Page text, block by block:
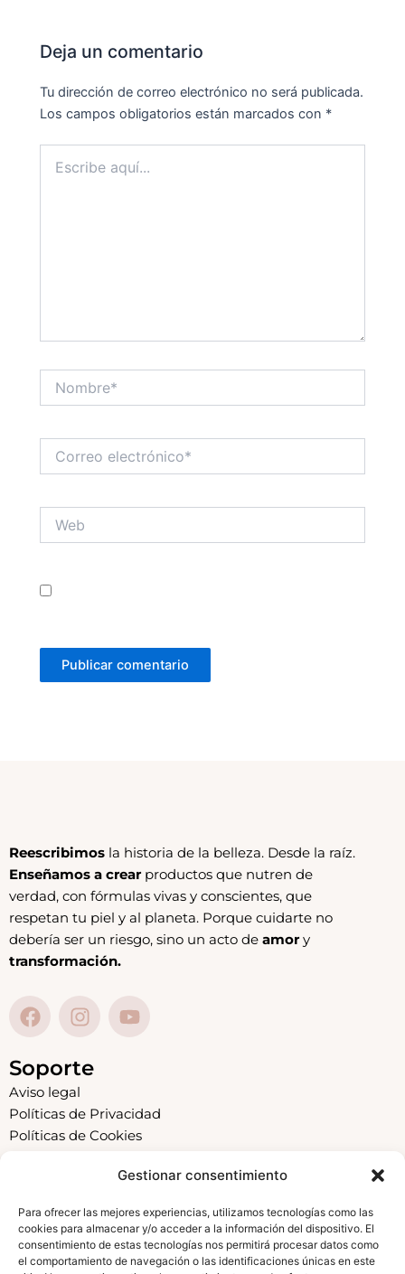
Gestionar consentimiento
Para ofrecer las mejores experiencias, utilizamos tecnologías como las
cookies para almacenar y/o acceder a la información del dispositivo. El
consentimiento de estas tecnologías nos permitirá procesar datos como
el comportamiento de navegación o las identificaciones únicas en este
Deja un comentario
Tu dirección de correo electrónico no será publicada.
Los campos obligatorios están marcados con *
aquí...
electrónico*
Reescribimos la historia de la belleza. Desde la raíz.
Enseñamos a crearproductos que nutren de
verdad, con fórmulas vivas y conscientes, que
respetan tu piel y al planeta. Porque cuidarte no
debería ser un riesgo, sino un acto de amory
transformación.
F
a
e
b
o
o
I
n
t
a
g
r
Y
o
b
e
Soporte
Aviso legal
Políticas de Privacidad
Políticas de Cookies
Inicio
Academia
Sobre mí